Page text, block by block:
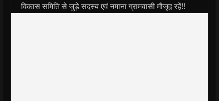
विकास समिति से जुड़े सदस्य एवं नमाना ग्रामवासी मौजूद रहें!!